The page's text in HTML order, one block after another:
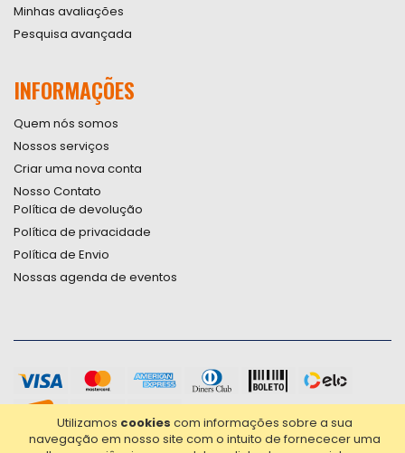
Utilizamos cookies com informações sobre a sua
navegação em nosso site com o intuito de fornececer uma
Minhas avaliações
Pesquisa avançada
INFORMAÇÕES
Quem nós somos
Nossos serviços
Criar uma nova conta
Nosso Contato
Política de devolução
Política de privacidade
Política de Envio
Nossas agenda de eventos